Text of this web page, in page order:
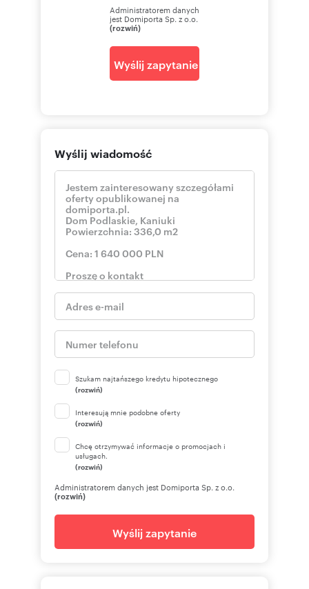
Administratorem danych
jest Domiporta Sp. z o.o.
(rozwiń)
Wyślij zapytanie
Wyślij wiadomość
Szukam najtańszego kredytu hipotecznego
(rozwiń)
Interesują mnie podobne oferty
(rozwiń)
Chcę otrzymywać informacje o promocjach i
usługach.
(rozwiń)
Administratorem danych jest Domiporta Sp. z o.o.
(rozwiń)
Wyślij zapytanie